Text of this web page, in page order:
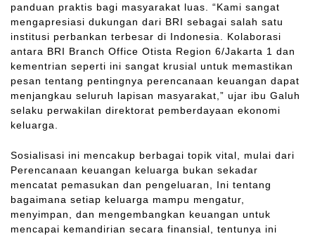
panduan praktis bagi masyarakat luas. “Kami sangat
mengapresiasi dukungan dari BRI sebagai salah satu
institusi perbankan terbesar di Indonesia. Kolaborasi
antara BRI Branch Office Otista Region 6/Jakarta 1 dan
kementrian seperti ini sangat krusial untuk memastikan
pesan tentang pentingnya perencanaan keuangan dapat
menjangkau seluruh lapisan masyarakat,” ujar ibu Galuh
selaku perwakilan direktorat pemberdayaan ekonomi
keluarga.
Sosialisasi ini mencakup berbagai topik vital, mulai dari
Perencanaan keuangan keluarga bukan sekadar
mencatat pemasukan dan pengeluaran, Ini tentang
bagaimana setiap keluarga mampu mengatur,
menyimpan, dan mengembangkan keuangan untuk
mencapai kemandirian secara finansial, tentunya ini